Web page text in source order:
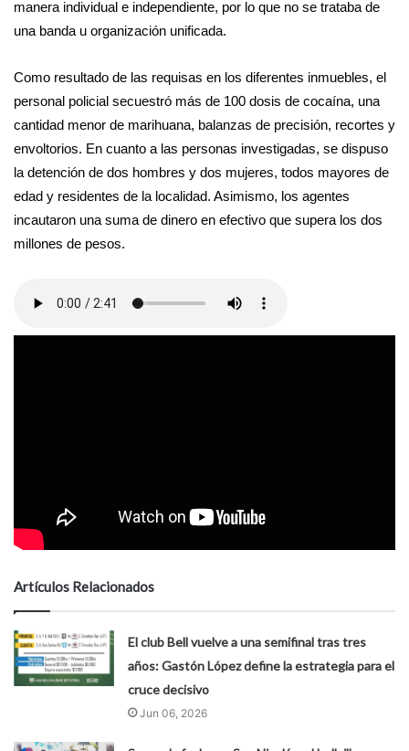
manera individual e independiente, por lo que no se trataba de
una banda u organización unificada.
Como resultado de las requisas en los diferentes inmuebles, el
personal policial secuestró más de 100 dosis de cocaína, una
cantidad menor de marihuana, balanzas de precisión, recortes y
envoltorios. En cuanto a las personas investigadas, se dispuso
la detención de dos hombres y dos mujeres, todos mayores de
edad y residentes de la localidad. Asimismo, los agentes
incautaron una suma de dinero en efectivo que supera los dos
millones de pesos.
Artículos Relacionados
El club Bell vuelve a una semifinal tras tres
años: Gastón López define la estrategia para el
cruce decisivo
Jun 06, 2026